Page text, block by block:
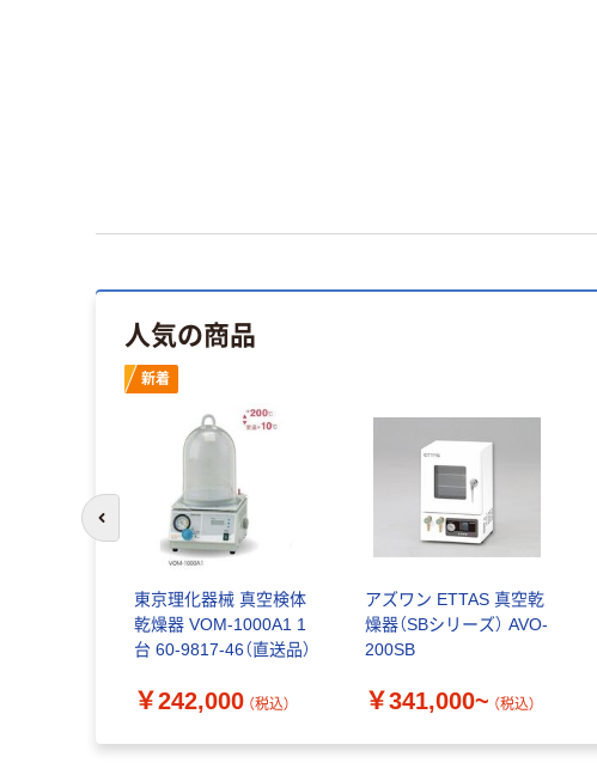
人気の商品
新着
東京理化器械 真空検体
乾燥器 VOM-1000A1 1
台 60-9817-46（直送品）
￥242,000 （税込）
アズワン ETTAS 真空乾
燥器（SBシリーズ） AVO-
200SB
￥341,000~ （税込）
前のスライドへ